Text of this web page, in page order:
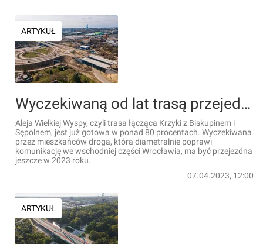
ARTYKUŁ
Wyczekiwaną od lat trasą przejedziemy jeszcze w tym roku! [FILM]
Aleja Wielkiej Wyspy, czyli trasa łącząca Krzyki z Biskupinem i
Sępolnem, jest już gotowa w ponad 80 procentach. Wyczekiwana
przez mieszkańców droga, która diametralnie poprawi
komunikację we wschodniej części Wrocławia, ma być przejezdna
jeszcze w 2023 roku.
07.04.2023, 12:00
ARTYKUŁ